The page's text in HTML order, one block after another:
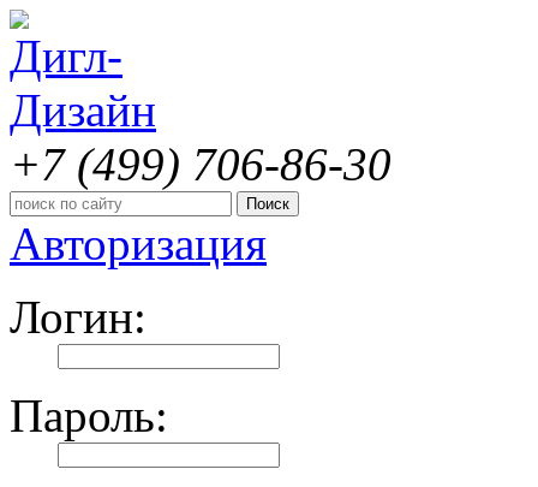
+7 (499) 706-86-30
Авторизация
Логин:
Пароль: